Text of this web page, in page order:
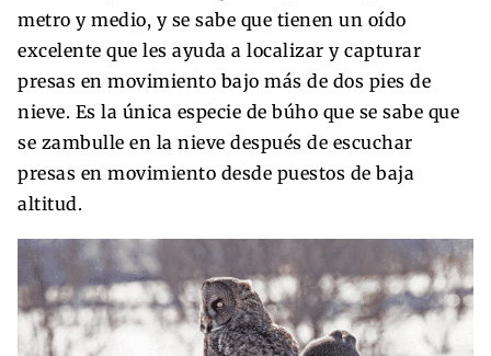
metro y medio, y se sabe que tienen un oído
excelente que les ayuda a localizar y capturar
presas en movimiento bajo más de dos pies de
nieve. Es la única especie de búho que se sabe que
se zambulle en la nieve después de escuchar
presas en movimiento desde puestos de baja
altitud.